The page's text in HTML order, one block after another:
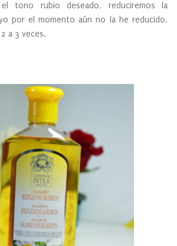
el tono rubio deseado, reduciremos la
por el momento aún no la he reducido,
a 3 veces.